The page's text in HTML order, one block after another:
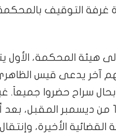
غرفة التوقيف
هيئة المحكمة، الأول
آخر يدعى قيس
بحال سراح حضروا جميعاً.
تأجيل النظر في ملف القضية إلى 15 من ديسمبر
الأخيرة،